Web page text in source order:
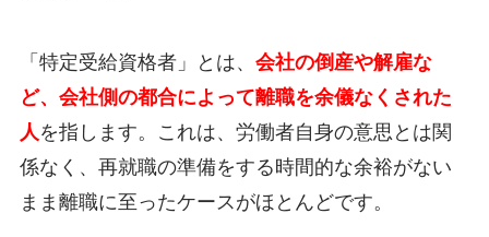
「特定受給資格者」とは、 会社の倒産や解雇な
ど、会社側の都合によって離職を余儀なくされた
人を指します。これは、労働者自身の意思とは関
係なく、再就職の準備をする時間的な余裕がない
まま離職に至ったケースがほとんどです。